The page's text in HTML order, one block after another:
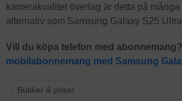
kamerakvalitet överlag är detta på många
alternativ som Samsung Galaxy S25
Vill du köpa telefon med
mobilabonnemang med Samsung
Butiker & priser